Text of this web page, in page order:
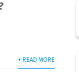
+ READ MORE